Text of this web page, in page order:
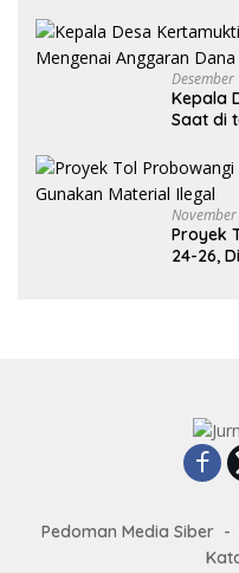
Kepala
Saat di
Proyek
24-26,
Pedoman Media Siber